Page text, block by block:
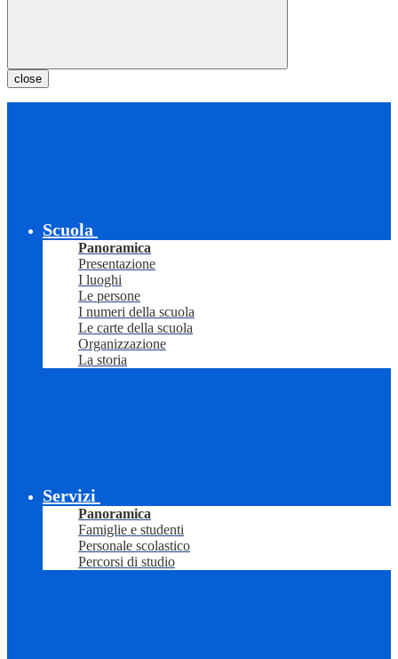
close
Scuola
Panoramica
Presentazione
I luoghi
Le persone
I numeri della scuola
Le carte della scuola
Organizzazione
La storia
Servizi
Panoramica
Famiglie e studenti
Personale scolastico
Percorsi di studio